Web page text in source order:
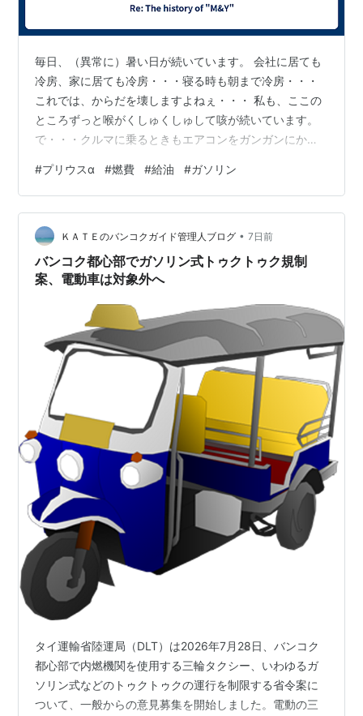
毎日、（異常に）暑い日が続いています。 会社に居ても
冷房、家に居ても冷房・・・寝る時も朝まで冷房・・・
これでは、からだを壊しますよねぇ・・・ 私も、ここの
ところずっと喉がくしゅくしゅして咳が続いています。
で・・・クルマに乗るときもエアコンをガンガンにかけ
がない） 今回は 550km を走破して、給油量が 22.81L
だったので、燃費は 24.1 km.Lでした。 まあまあですか
ねぇ。 今回のみなかみ旅行では・・・ 複数人乗車で、高
速道路移動、さらに山道・・・と燃費が悪くなる要素ば
かりだったのですが・・・それほどでもなかったです。
ちなみに…
#プリウスα #燃費 #給油 #ガソリン
ＫＡＴＥのバンコクガイド管理人ブログ • 7日前
バンコク都心部でガソリン式トゥクトゥク規制
案、電動車は対象外へ
タイ運輸省陸運局（DLT）は2026年7月28日、バンコク
都心部で内燃機関を使用する三輪タクシー、いわゆるガ
ソリン式などのトゥクトゥクの運行を制限する省令案に
ついて、一般からの意見募集を開始しました。電動の三